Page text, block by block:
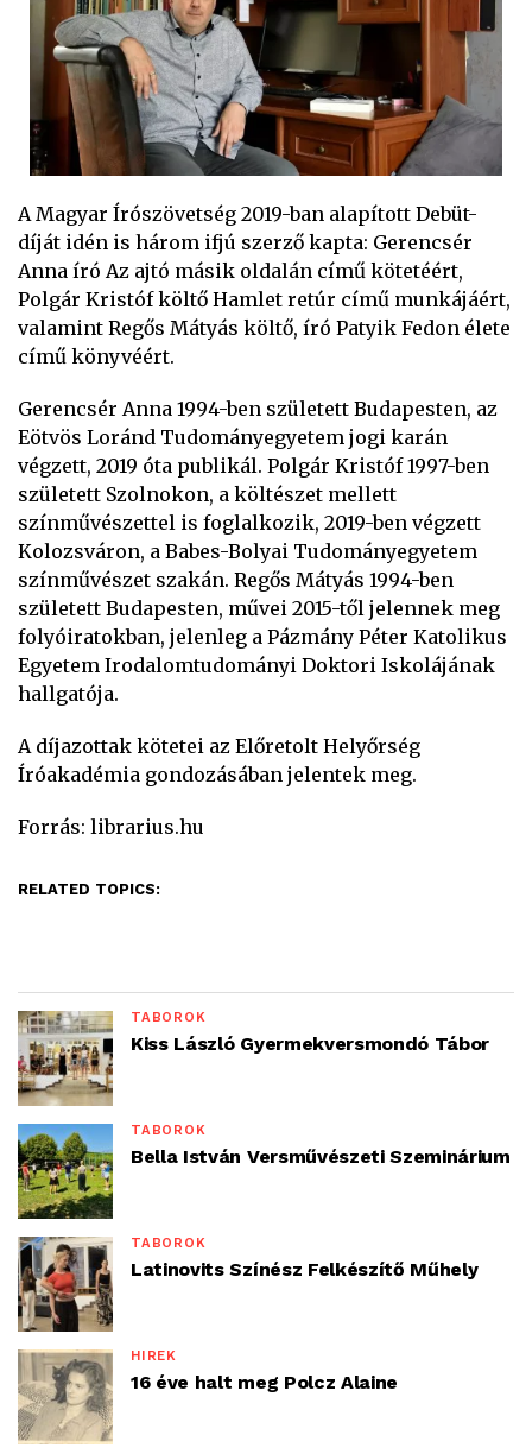
A Magyar Írószövetség 2019-ban alapított Debüt-
díját idén is három ifjú szerző kapta: Gerencsér
Anna író Az ajtó másik oldalán című kötetéért,
Polgár Kristóf költő Hamlet retúr című munkájáért,
valamint Regős Mátyás költő, író Patyik Fedon élete
című könyvéért.
Gerencsér Anna 1994-ben született Budapesten, az
Eötvös Loránd Tudományegyetem jogi karán
végzett, 2019 óta publikál. Polgár Kristóf 1997-ben
született Szolnokon, a költészet mellett
színművészettel is foglalkozik, 2019-ben végzett
Kolozsváron, a Babes-Bolyai Tudományegyetem
színművészet szakán. Regős Mátyás 1994-ben
született Budapesten, művei 2015-től jelennek meg
folyóiratokban, jelenleg a Pázmány Péter Katolikus
Egyetem Irodalomtudományi Doktori Iskolájának
hallgatója.
A díjazottak kötetei az Előretolt Helyőrség
Íróakadémia gondozásában jelentek meg.
Forrás: librarius.hu
RELATED TOPICS:
TÁBOROK
Kiss László Gyermekversmondó Tábor
TÁBOROK
Bella István Versművészeti Szeminárium
TÁBOROK
Latinovits Színész Felkészítő Műhely
HÍREK
16 éve halt meg Polcz Alaine